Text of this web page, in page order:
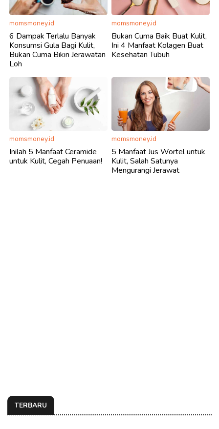
momsmoney.id
6 Dampak Terlalu Banyak
Konsumsi Gula Bagi Kulit,
Bukan Cuma Bikin Jerawatan
Loh
momsmoney.id
Bukan Cuma Baik Buat Kulit,
Ini 4 Manfaat Kolagen Buat
Kesehatan Tubuh
momsmoney.id
Inilah 5 Manfaat Ceramide
untuk Kulit, Cegah Penuaan!
momsmoney.id
5 Manfaat Jus Wortel untuk
Kulit, Salah Satunya
Mengurangi Jerawat
TERBARU